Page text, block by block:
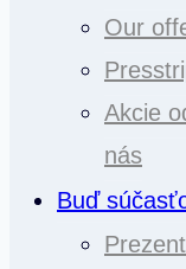
Our
Akcie
nás
Buď